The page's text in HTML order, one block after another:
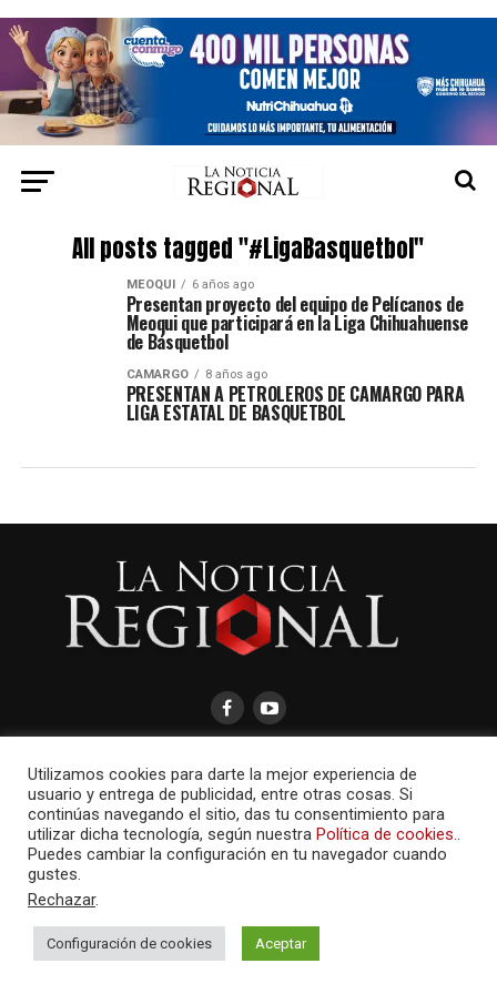
All posts tagged "#LigaBasquetbol"
MEOQUI 6 años ago
Presentan proyecto del equipo de Pelícanos de
Meoqui que participará en la Liga Chihuahuense
de Básquetbol
CAMARGO 8 años ago
PRESENTAN A PETROLEROS DE CAMARGO PARA
LIGA ESTATAL DE BASQUETBOL
AMAYCOM.NET
Utilizamos cookies para darte la mejor experiencia de
usuario y entrega de publicidad, entre otras cosas. Si
continúas navegando el sitio, das tu consentimiento para
utilizar dicha tecnología, según nuestra Política de cookies..
Puedes cambiar la configuración en tu navegador cuando
gustes.
Rechazar.
Configuración de cookies Aceptar